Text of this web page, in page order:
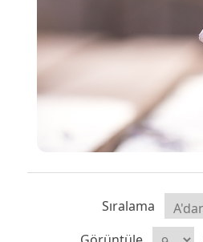
Sıralama